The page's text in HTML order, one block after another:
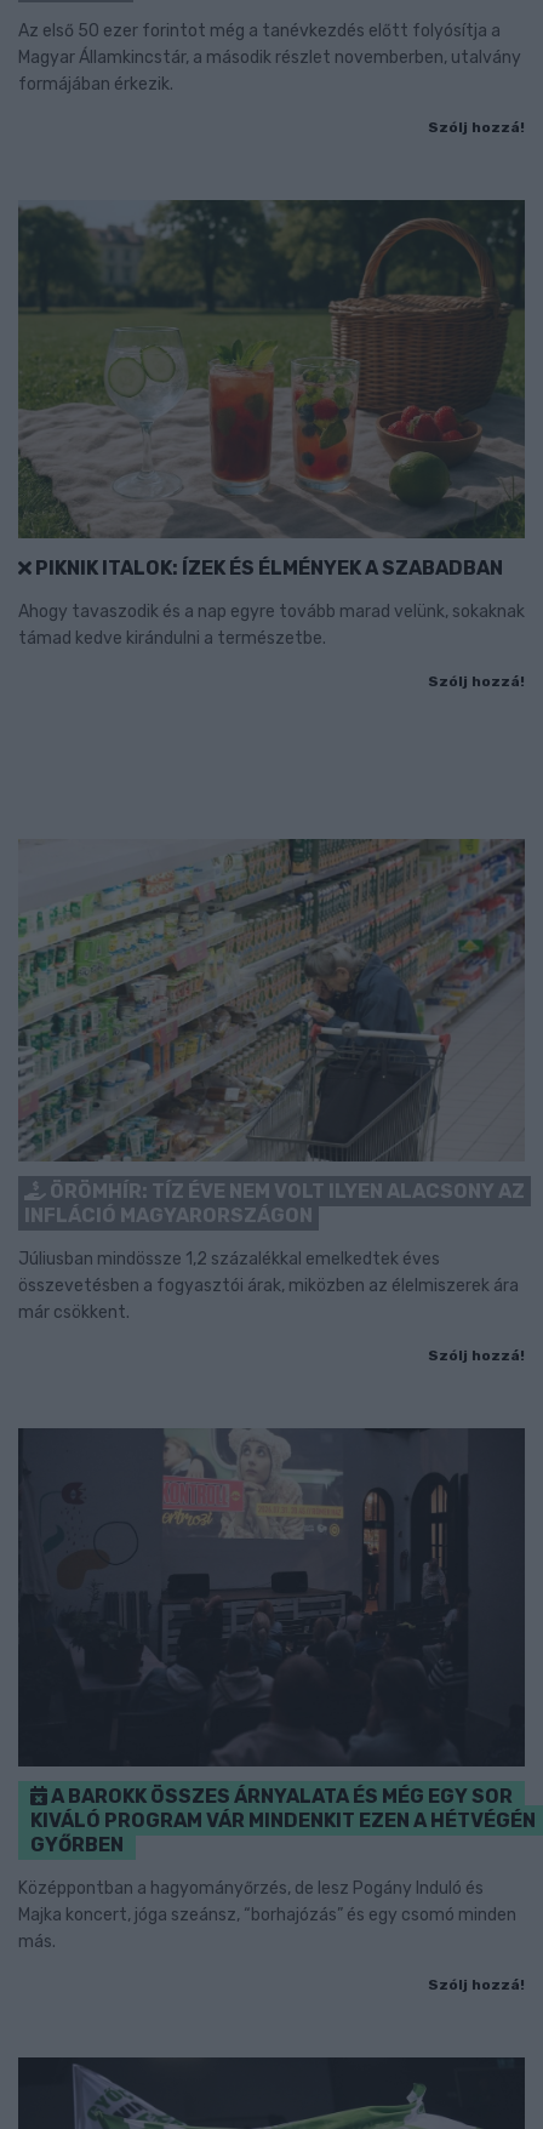
Az első 50 ezer forintot még a tanévkezdés előtt folyósítja a
Magyar Államkincstár, a második részlet novemberben, utalvány
formájában érkezik.
Szólj hozzá!
PIKNIK ITALOK: ÍZEK ÉS ÉLMÉNYEK A SZABADBAN
Ahogy tavaszodik és a nap egyre tovább marad velünk, sokaknak
támad kedve kirándulni a természetbe.
Szólj hozzá!
ÖRÖMHÍR: TÍZ ÉVE NEM VOLT ILYEN ALACSONY AZ
INFLÁCIÓ MAGYARORSZÁGON
Júliusban mindössze 1,2 százalékkal emelkedtek éves
összevetésben a fogyasztói árak, miközben az élelmiszerek ára
már csökkent.
Szólj hozzá!
A BAROKK ÖSSZES ÁRNYALATA ÉS MÉG EGY SOR
KIVÁLÓ PROGRAM VÁR MINDENKIT EZEN A HÉTVÉGÉN
GYŐRBEN
Középpontban a hagyományőrzés, de lesz Pogány Induló és
Majka koncert, jóga szeánsz, “borhajózás” és egy csomó minden
más.
Szólj hozzá!